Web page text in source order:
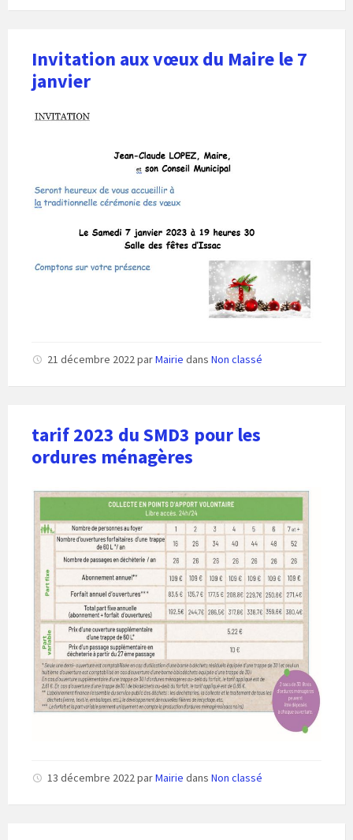
Invitation aux vœux du Maire le 7
janvier
21 décembre 2022parMairie dans Non classé
tarif 2023 du SMD3 pour les
ordures ménagères
13 décembre 2022parMairie dans Non classé